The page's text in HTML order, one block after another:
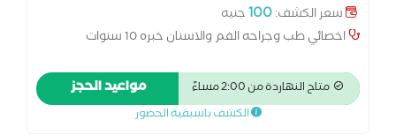
توته للايس كريم ...سعر الكشف:100جنيه
اخصائي طب وجراحه الفم والاسنان خبره 10 سنوات
متاح النهاردة من 2:00 مساءً مواعيد الحجز
الكشف باسبقية الحضور